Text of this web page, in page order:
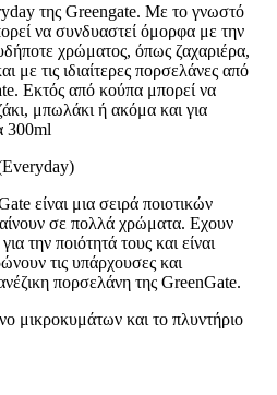
της Greengate. Mε το γνωστό
να συνδυαστεί όμορφα με την
χρώματος, όπως ζαχαριέρα,
με τις ιδιαίτερες πορσελάνες από
Εκτός από κούπα μπορεί να
μπωλάκι ή ακόμα και για
300ml
είναι μια σειρά ποιοτικών
σε πολλά χρώματα. Εχουν
την ποιότητά τους και είναι
τις υπάρχουσες και
πορσελάνη της GreenGate.
μικροκυμάτων και το πλυντήριο